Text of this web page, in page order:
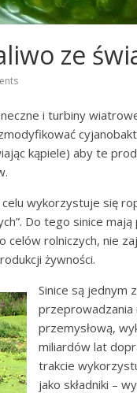
ze
i turbiny
kąpiele) aby te
wykorzystuje się
Do tego sinice
celów rolniczych, nie
żywności.
Sinice są jednym
przeprowadzania
przemysłową,
miliardów lat
trakcie
jako składniki –